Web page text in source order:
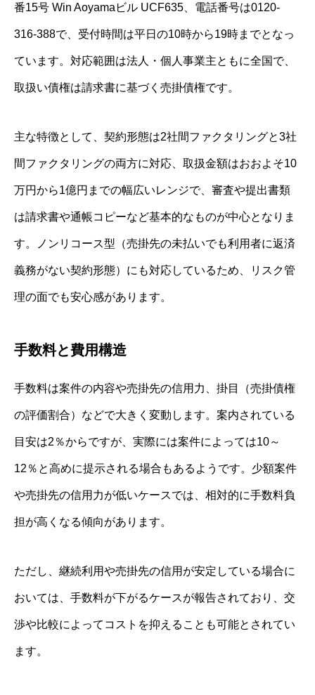
番15号 Win Aoyamaビル UCF635、電話番号は0120-
316-388で、受付時間は平日の10時から19時までとなっ
ています。対応範囲は法人・個人事業主ともに全国で、
取扱い債権は請求書に基づく売掛債権です。
主な特徴として、契約形態は2社間ファクタリングと3社
間ファクタリングの両方に対応、取扱金額はおおよそ10
万円から1億円までの幅広いレンジで、審査や提出書類
は請求書や通帳コピーなど基本的なものが中心となりま
す。ノンリコース型（売掛先の未払いでも利用者に返済
義務がない契約形態）にも対応しているため、リスク管
理の面でも安心感があります。
手数料と費用構造
手数料は案件の内容や売掛先の信用力、掛目（売掛債権
の評価割合）などで大きく変動します。案内されている
目安は2％からですが、実際には案件によっては10～
12％と高めに提示される場合もあるようです。少額案件
や売掛先の信用力が低いケースでは、相対的に手数料負
担が高くなる傾向があります。
ただし、継続利用や売掛先の信用が安定している場合に
おいては、手数料が下がるケースが報告されており、交
渉や比較によってコストを抑えることも可能とされてい
ます。